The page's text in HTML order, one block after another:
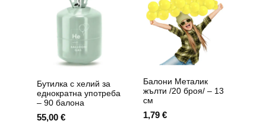
Baby
Shark
дръжка
Бутилка с хелий за
еднократна употреба
– 90 балона
55,00 €
Балони Металик
жълти /20 броя/ – 13
см
1,79 €